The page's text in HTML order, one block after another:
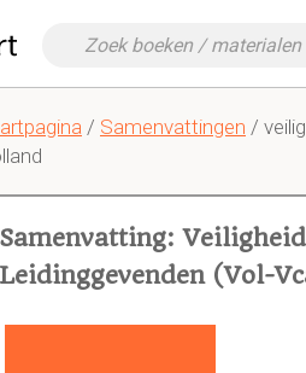
/ Samenvattingen /
Samenvatting:
Leidinggevenden (Vol-